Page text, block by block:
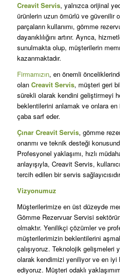
Creavit Servis, yalnızca orijinal
ürünlerin uzun ömürlü ve güvenilir
parçaların kullanımı, gömme
dayanıklılığını artırır. Ayrıca,
sunulmakta olup, müşterilerin
kazanmaktadır.
Firmamızın, en önemli
olan Creavit Servis, müşteri geri
sürekli olarak kendini geliştirmeyi
beklentilerini anlamak ve onlara
çaba sarf eder.
Çınar Creavit Servis, gömme
onarımı ve teknik desteği
Profesyonel yaklaşımı, hızlı
anlayışıyla, Creavit Servis,
tercih edilen bir servis
Vizyonumuz
Müşterilerimize en üst düzeyde
Gömme Rezervuar Servisi
olmaktır. Yenilikçi çözümler ve
müşterilerimizin beklentilerini
çalışıyoruz. Teknolojik gelişmeleri
olarak kendimizi yeniliyor ve en
ediyoruz. Müşteri odaklı